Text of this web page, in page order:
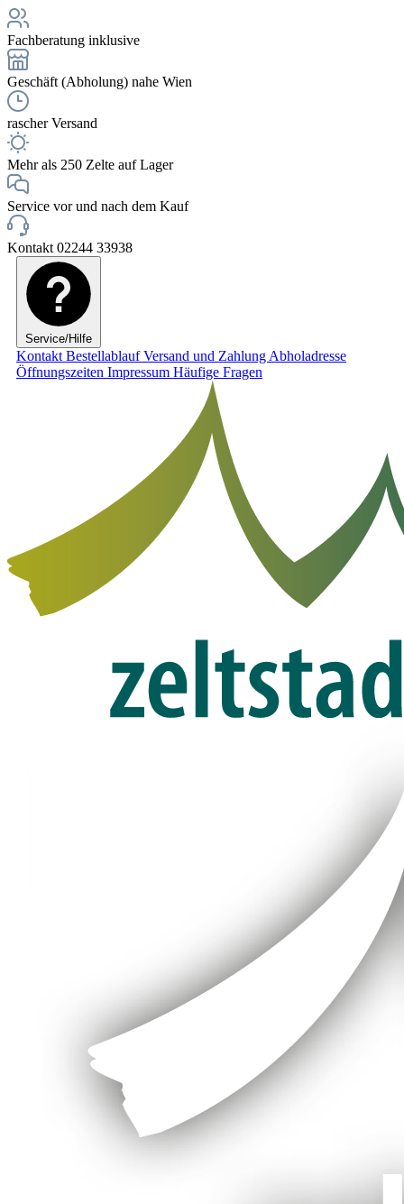
Fachberatung inklusive
Geschäft (Abholung) nahe Wien
rascher Versand
Mehr als 250 Zelte auf Lager
Service vor und nach dem Kauf
Kontakt 02244 33938
Service/Hilfe
Kontakt BestellablaufVersand und Zahlung Abholadresse
Öffnungszeiten Impressum Häufige Fragen